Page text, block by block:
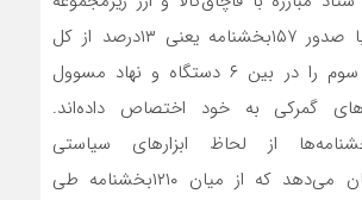
ریاست‌جمهوری با صدور ۱۵۷‌بخشنامه یعنی ۱۳درصد از کل
رتبه‌‌‌‌‌های اول تا سوم را در بین ۶ دستگاه و نهاد مسوول
گمرکی به خود اختصاص داده‌اند.
از لحاظ ابزارهای سیاستی
مورد‌استفاده نشان می‌دهد که از میان ۱۲۱۰‌بخشنامه طی